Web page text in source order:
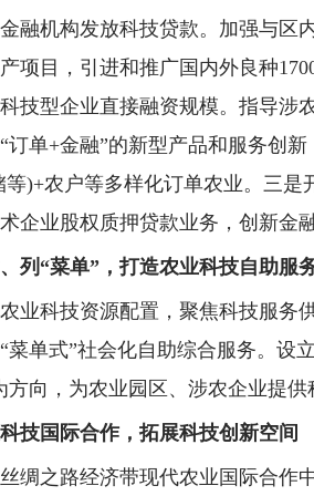
融机构发放科技贷款。加强与区
项目，引进和推广国内外良种
技型企业直接融资规模。指导涉
订单+金融”的新型产品和服务创
等)+农户等多样化订单农业。三
企业股权质押贷款业务，创新金
列“菜单”，打造农业科技自助服
业科技资源配置，聚焦科技服务
菜单式”社会化自助综合服务。设
方向，为农业园区、涉农企业提供
技国际合作，拓展科技创新空间
绸之路经济带现代农业国际合作